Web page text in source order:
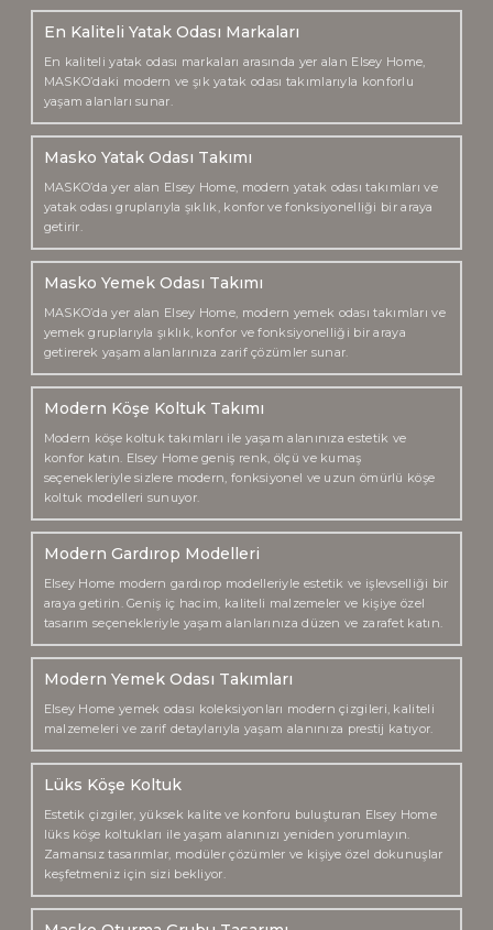
En Kaliteli Yatak Odası Markaları
En kaliteli yatak odası markaları arasında yer alan Elsey Home,
MASKO’daki modern ve şık yatak odası takımlarıyla konforlu
yaşam alanları sunar.
Masko Yatak Odası Takımı
MASKO’da yer alan Elsey Home, modern yatak odası takımları ve
yatak odası gruplarıyla şıklık, konfor ve fonksiyonelliği bir araya
getirir.
Masko Yemek Odası Takımı
MASKO’da yer alan Elsey Home, modern yemek odası takımları ve
yemek gruplarıyla şıklık, konfor ve fonksiyonelliği bir araya
getirerek yaşam alanlarınıza zarif çözümler sunar.
Modern Köşe Koltuk Takımı
Modern köşe koltuk takımları ile yaşam alanınıza estetik ve
konfor katın. Elsey Home geniş renk, ölçü ve kumaş
seçenekleriyle sizlere modern, fonksiyonel ve uzun ömürlü köşe
koltuk modelleri sunuyor.
Modern Gardırop Modelleri
Elsey Home modern gardırop modelleriyle estetik ve işlevselliği bir
araya getirin. Geniş iç hacim, kaliteli malzemeler ve kişiye özel
tasarım seçenekleriyle yaşam alanlarınıza düzen ve zarafet katın.
Modern Yemek Odası Takımları
Elsey Home yemek odası koleksiyonları modern çizgileri, kaliteli
malzemeleri ve zarif detaylarıyla yaşam alanınıza prestij katıyor.
Lüks Köşe Koltuk
Estetik çizgiler, yüksek kalite ve konforu buluşturan Elsey Home
lüks köşe koltukları ile yaşam alanınızı yeniden yorumlayın.
Zamansız tasarımlar, modüler çözümler ve kişiye özel dokunuşlar
keşfetmeniz için sizi bekliyor.